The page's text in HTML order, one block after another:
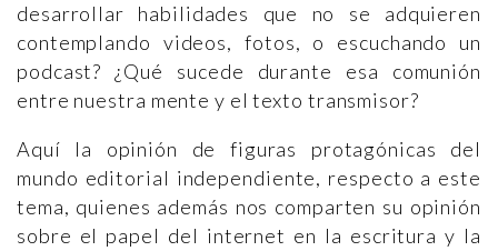
desarrollar habilidades que no se adquieren
contemplando videos, fotos, o escuchando un
podcast? ¿Qué sucede durante esa comunión
entre nuestra mente y el texto transmisor?
Aquí la opinión de figuras protagónicas del
mundo editorial independiente, respecto a este
tema, quienes además nos comparten su opinión
sobre el papel del internet en la escritura y la